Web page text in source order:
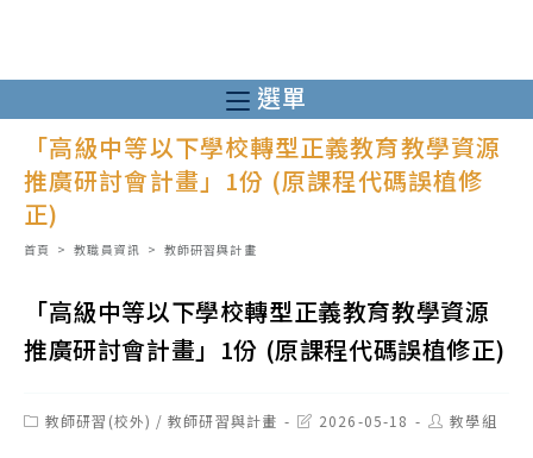
至
主
內
選單
「高級中等以下學校轉型正義教育教學資源
推廣研討會計畫」1份 (原課程代碼誤植修
正)
首頁 > 教職員資訊 > 教師研習與計畫
「高級中等以下學校轉型正義教育教學資源
推廣研討會計畫」1份 (原課程代碼誤植修正)
Post教師研習(校外) / 教師研習與計畫
Post2026-05-18
Post教學組